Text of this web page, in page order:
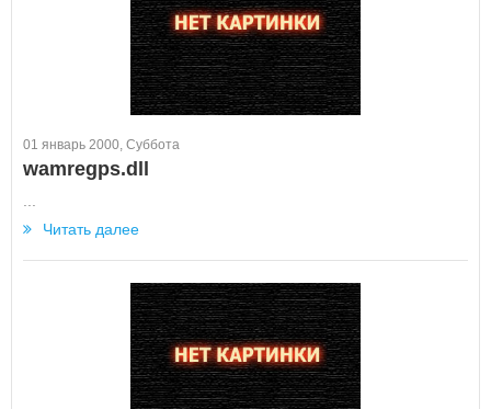
01 январь 2000, Суббота
wamregps.dll
Читать далее